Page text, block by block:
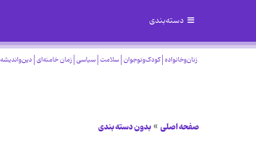
دسته‌بندی
زنان‌وخانواده کودک‌ونوجوان سلامت سیاسی زمان خامنه‌ای دین‌واندیشه
صفحه اصلی بدون دسته بندی